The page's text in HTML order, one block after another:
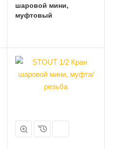
шаровой мини,
муфтовый